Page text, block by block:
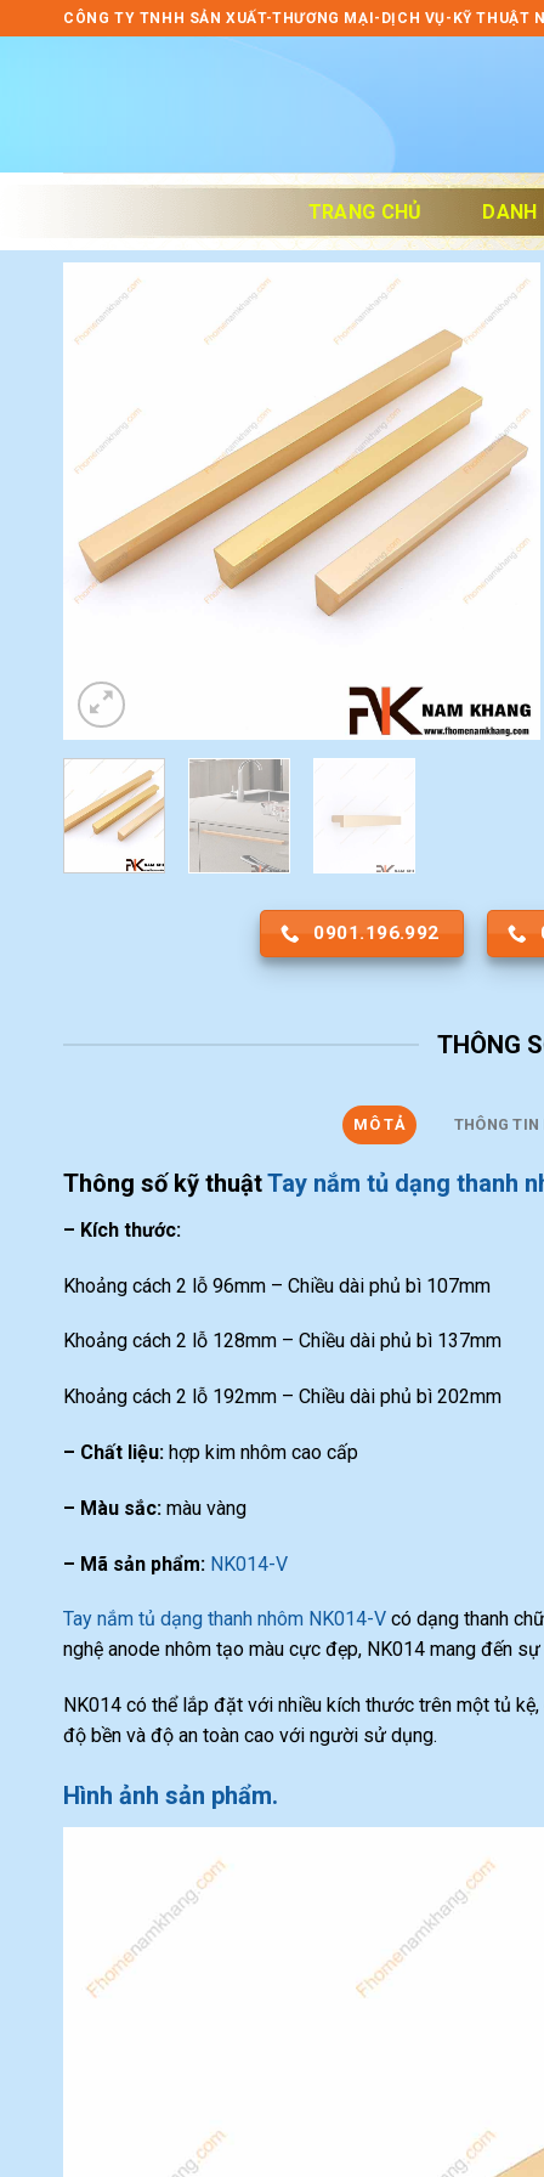
to
CÔNG TY TNHH SẢN XUẤT-THƯƠNG MẠI-DỊCH VỤ-KỸ THUẬT
TRANG CHỦ DANH
0901.196.992
THÔNG
MÔ TẢ THÔNG TIN
Thông số kỹ thuậtTay nắm tủ dạng thanh
– Kích thước:
Khoảng cách 2 lỗ 96mm – Chiều dài phủ bì 107mm
Khoảng cách 2 lỗ 128mm – Chiều dài phủ bì 137mm
Khoảng cách 2 lỗ 192mm – Chiều dài phủ bì 202mm
– Chất liệu: hợp kim nhôm cao cấp
– Màu sắc: màu vàng
– Mã sản phẩm: NK014-V
Tay nắm tủ dạng thanh nhôm NK014-V có dạng thanh
nghệ anode nhôm tạo màu cực đẹp, NK014 mang đến
NK014 có thể lắp đặt với nhiều kích thước trên một tủ
độ bền và độ an toàn cao với người sử dụng.
Hình ảnh sản phẩm.